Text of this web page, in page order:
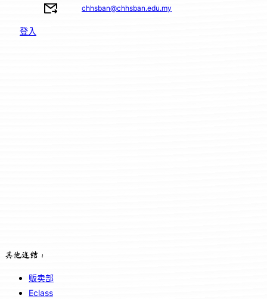
chhsban@chhsban.edu.my
登入
其他连结：
贩卖部
Eclass